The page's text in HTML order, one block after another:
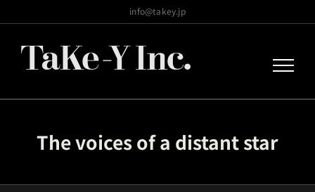
content
info@takey.jp
The voices of a distant star